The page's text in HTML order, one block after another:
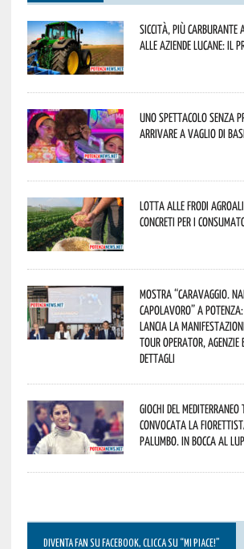
Siccità, più
alle aziende lucane: il
Uno spettacolo senza
arrivare a Vaglio di
Lotta alle frodi
concreti per i
Mostra “Caravaggio.
capolavoro” a
lancia la
Tour Operator, Agenzie
dettagli
Giochi del
convocata la
Palumbo. In bocca al
DIVENTA FAN SU FACEBOOK, CLICCA SU “MI PIACE!”